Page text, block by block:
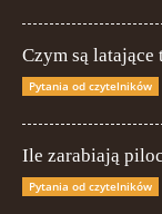
Czym są latające
Pytania od czytelników
Ile zarabiają
Pytania od czytelników